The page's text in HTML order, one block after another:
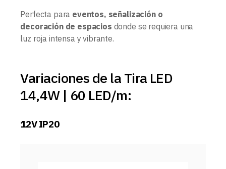
Perfecta para eventos, señalización o
decoración de espacios donde se requiera una
luz roja intensa y vibrante.
Variaciones de la Tira LED
14,4W | 60 LED/m:
12V IP20